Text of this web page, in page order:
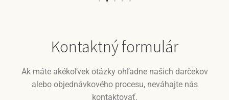
Kontaktný formulár
Ak máte akékoľvek otázky ohľadne našich darčekov
alebo objednávkového procesu, neváhajte nás
kontaktovať.